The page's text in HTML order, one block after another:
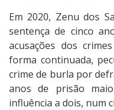
Em 2020, Zenu dos
sentença de cinco
acusações dos
forma continuada,
crime de burla por
anos de prisão
influência a dois, num